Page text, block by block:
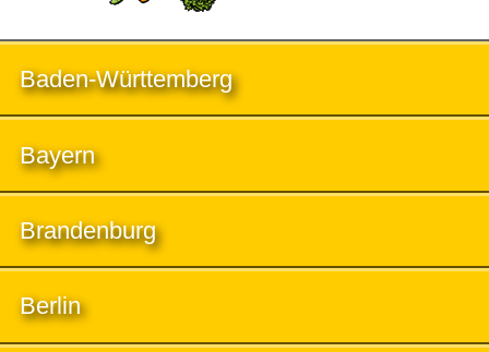
Baden-Württemberg
Bayern
Brandenburg
Berlin